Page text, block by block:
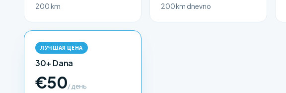
200 km 200 km dnevno
ЛУЧШАЯ ЦЕНА
30+ Dana
€50/ день